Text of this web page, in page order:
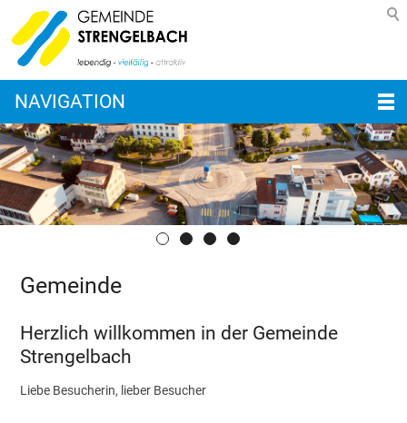
NAVIGATION
Gemeinde
Herzlich willkommen in der Gemeinde
Strengelbach
Liebe Besucherin, lieber Besucher